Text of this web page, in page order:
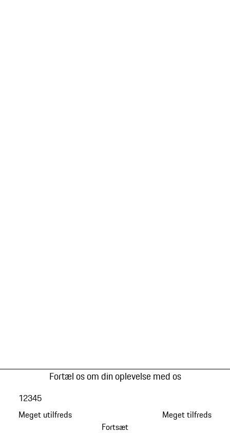
Fortæl os om din oplevelse med os
Meget utilfreds
12345
Meget tilfreds
Fortsæt